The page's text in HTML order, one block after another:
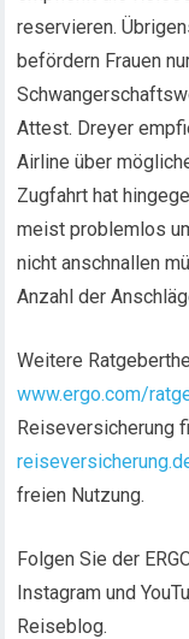
reservieren.
befördern Frauen
Attest. Dreyer
Airline über
Zugfahrt hat
meist problemlos
nicht anschnallen
Anzahl der
Weitere
www.ergo.com/
Reiseversicherung
freien Nutzung.
Folgen Sie der
Instagram und
Reiseblog.